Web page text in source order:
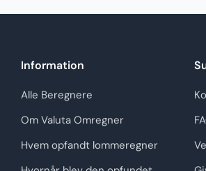
Information
Alle Beregnere
Om Valuta Omregner
Hvem opfandt lommeregner